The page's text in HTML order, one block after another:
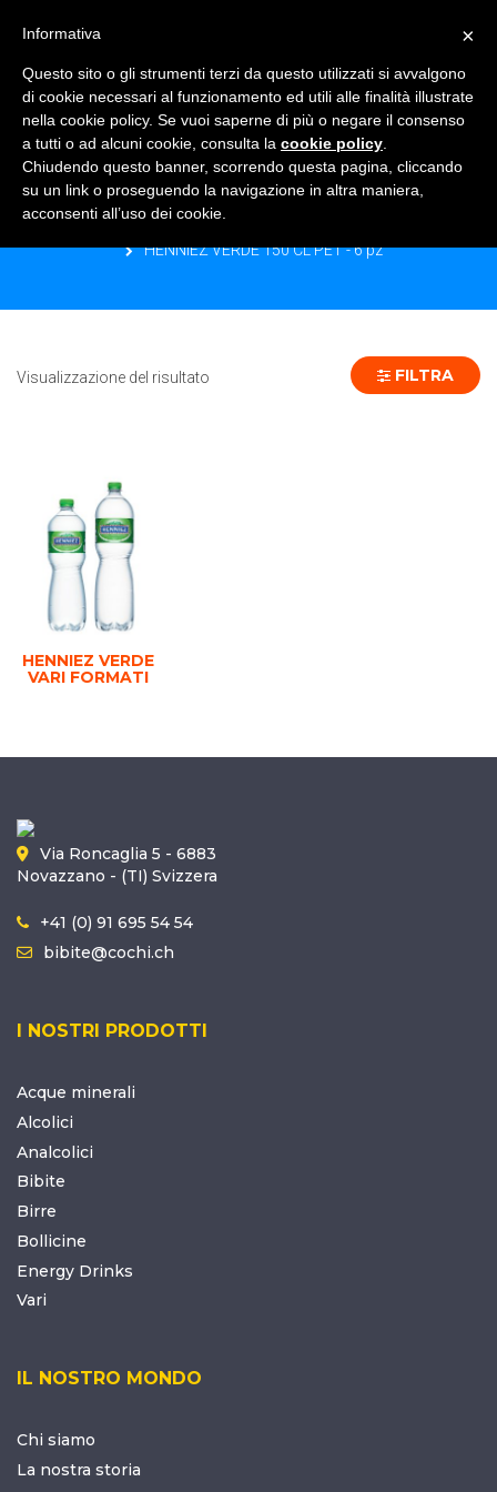
HENNIEZ VERDE 150 CL PET - 6 PZ
Home
Prodotto Formato
HENNIEZ VERDE 150 CL PET - 6 pz
Visualizzazione del risultato FILTRA
HENNIEZ VERDE
VARI FORMATI
Via Roncaglia 5 - 6883
Novazzano - (TI) Svizzera
+41 (0) 91 695 54 54
bibite@cochi.ch
I NOSTRI PRODOTTI
Acque minerali
Alcolici
Analcolici
Bibite
Birre
Bollicine
Energy Drinks
Vari
IL NOSTRO MONDO
Chi siamo
La nostra storia
×
Informativa
Questo sito o gli strumenti terzi da questo utilizzati si avvalgono
di cookie necessari al funzionamento ed utili alle finalità illustrate
nella cookie policy. Se vuoi saperne di più o negare il consenso
a tutti o ad alcuni cookie, consulta la cookie policy
Chiudendo questo banner, scorrendo questa pagina, cliccando
su un link o proseguendo la navigazione in altra maniera,
acconsenti all’uso dei cookie.